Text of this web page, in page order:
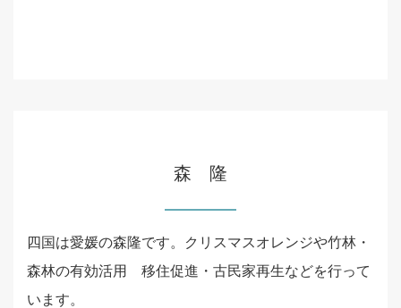
森 隆
四国は愛媛の森隆です。クリスマスオレンジや竹林・
森林の有効活用 移住促進・古民家再生などを行って
います。